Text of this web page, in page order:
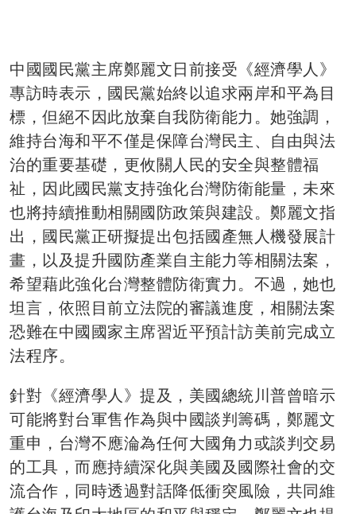
中國國民黨主席鄭麗文日前接受《經濟學人》
專訪時表示，國民黨始終以追求兩岸和平為目
標，但絕不因此放棄自我防衛能力。她強調，
維持台海和平不僅是保障台灣民主、自由與法
治的重要基礎，更攸關人民的安全與整體福
祉，因此國民黨支持強化台灣防衛能量，未來
也將持續推動相關國防政策與建設。鄭麗文指
出，國民黨正研擬提出包括國產無人機發展計
畫，以及提升國防產業自主能力等相關法案，
希望藉此強化台灣整體防衛實力。不過，她也
坦言，依照目前立法院的審議進度，相關法案
恐難在中國國家主席習近平預計訪美前完成立
法程序。
針對《經濟學人》提及，美國總統川普曾暗示
可能將對台軍售作為與中國談判籌碼，鄭麗文
重申，台灣不應淪為任何大國角力或談判交易
的工具，而應持續深化與美國及國際社會的交
流合作，同時透過對話降低衝突風險，共同維